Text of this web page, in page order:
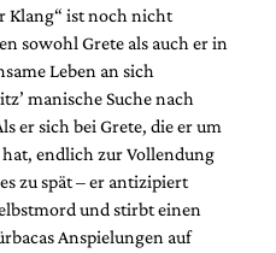
Klang“ ist noch nicht
sowohl Grete als auch er in
Leben an sich
manische Suche nach
er sich bei Grete, die er um
endlich zur Vollendung
zu spät – er antizipiert
und stirbt einen
Anspielungen auf